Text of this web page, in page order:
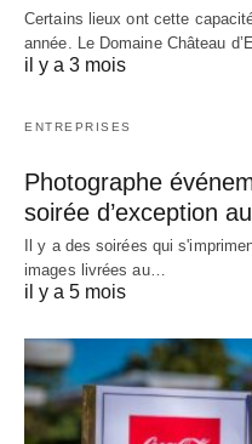
Certains lieux ont cette
année. Le Domaine Château
il y a 3 mois
ENTREPRISES
Photographe
soirée d’exception
Il y a des soirées qui
images livrées au…
il y a 5 mois